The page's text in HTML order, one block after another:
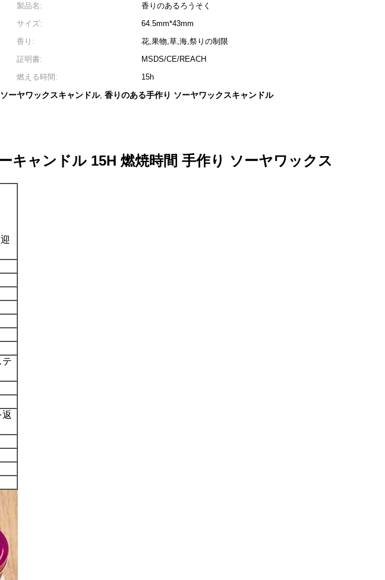
製品名:
香りのあるろうそく
サイズ:
64.5mm*43mm
香り:
花,果物,草,海,祭りの制限
証明書:
MSDS/CE/REACH
燃える時間:
15h
ーヤワックスキャンドル, 香りのある手作り ソーヤワックスキャンドル
ャンドル 15H 燃焼時間 手作り ソーヤワックス
テ